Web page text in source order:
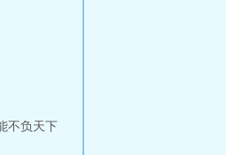
不负天下